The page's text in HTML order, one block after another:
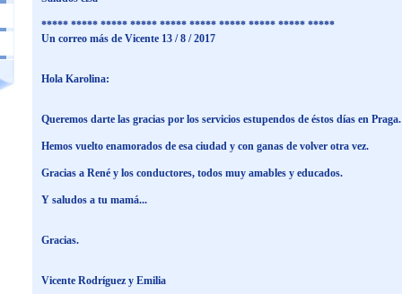
***** ***** ***** ***** ***** ***** ***** ***** ***** *****
Un correo más de Vicente 13 / 8 / 2017
Hola Karolina:
Queremos darte las gracias por los servicios estupendos de éstos días en Praga.
Hemos vuelto enamorados de esa ciudad y con ganas de volver otra vez.
Gracias a René y los conductores, todos muy amables y educados.
Y saludos a tu mamá...
Gracias.
Vicente Rodríguez y Emilia